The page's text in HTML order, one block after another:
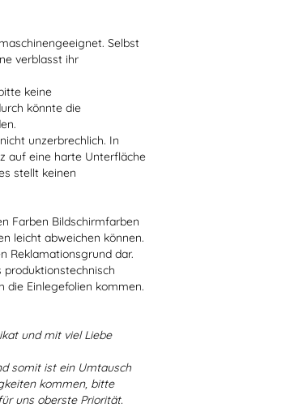
Selbst
verblasst ihr
keine
könnte die
unzerbrechlich. In
auf eine harte Unterfläche
stellt keinen
Farben Bildschirmfarben
leicht abweichen können.
Reklamationsgrund dar.
die Einlegefolien kommen.
und mit viel Liebe
somit ist ein Umtausch
kommen, bitte
uns oberste Priorität.